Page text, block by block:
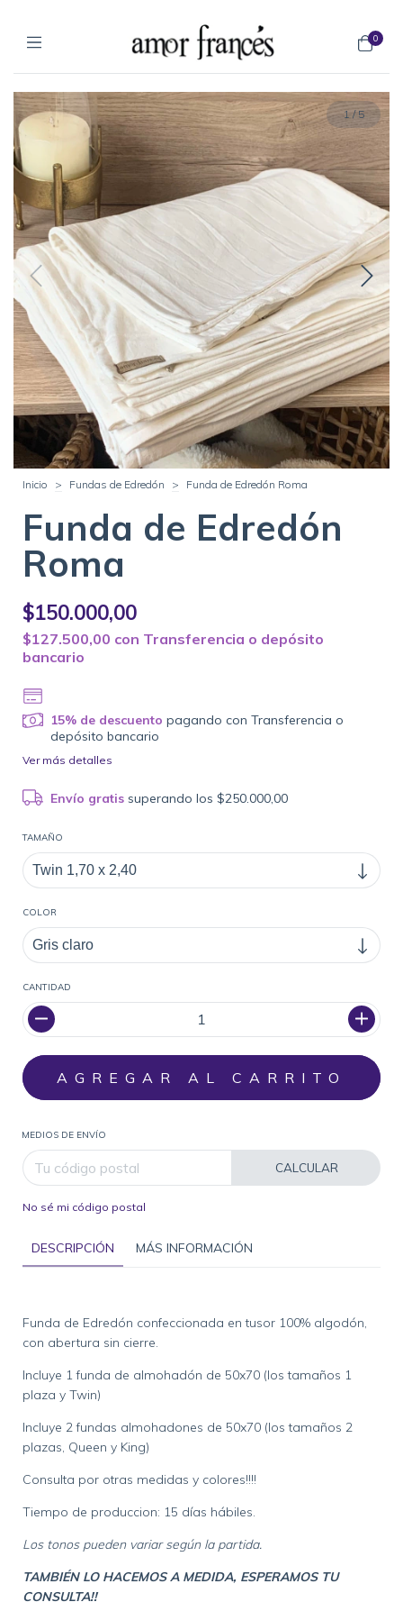
0
1/ 5
Inicio > Fundas de Edredón > Funda de Edredón Roma
Funda de Edredón
Roma
$150.000,00
$127.500,00 con Transferencia o depósito
bancario
15% de descuento pagando con Transferencia o
depósito bancario
Ver más detalles
Envío gratissuperando los$250.000,00
TAMAÑO
COLOR
CANTIDAD
MEDIOS DE ENVÍO
CALCULAR
No sé mi código postal
DESCRIPCIÓN MÁS INFORMACIÓN
Funda de Edredón confeccionada en tusor 100% algodón,
con abertura sin cierre.
Incluye 1 funda de almohadón de 50x70 (los tamaños 1
plaza y Twin)
Incluye 2 fundas almohadones de 50x70 (los tamaños 2
plazas, Queen y King)
Consulta por otras medidas y colores!!!!
Tiempo de produccion: 15 días hábiles.
Los tonos pueden variar según la partida.
TAMBIÉN LO HACEMOS A MEDIDA, ESPERAMOS TU
CONSULTA!!